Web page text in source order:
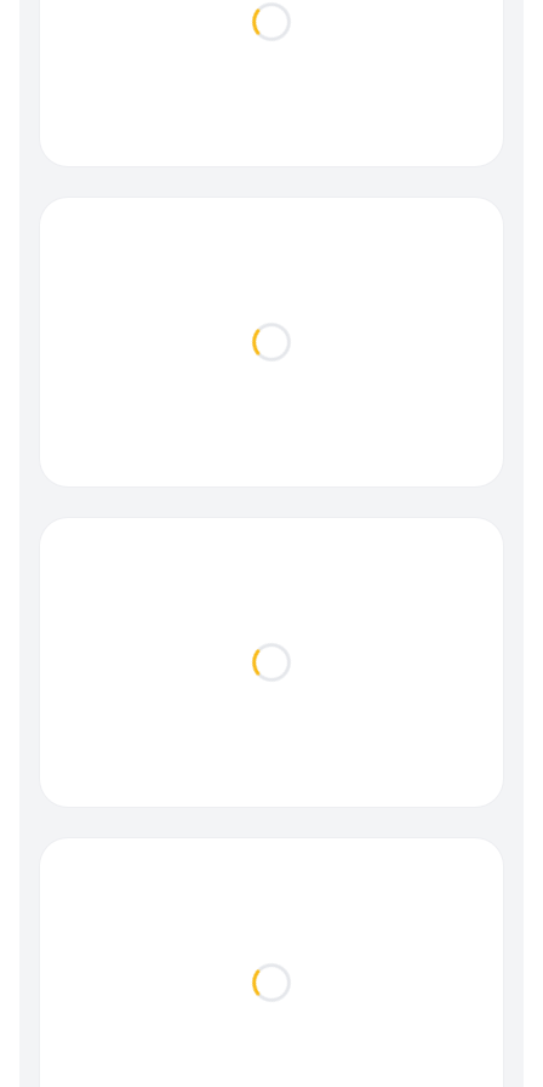
Loading...
Loading...
Loading...
Loading...